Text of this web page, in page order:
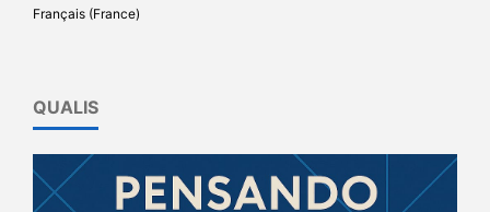
Français (France)
QUALIS